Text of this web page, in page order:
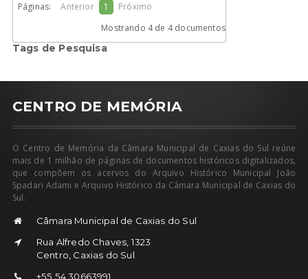
Páginas:
Anterior 1
Próximo
Mostrando 4 de 4 documentos
Tags de Pesquisa
CENTRO DE MEMÓRIA
O Centro de Memória da Câmara Municipal de Caxias do Sul reúne
mais de 1 milhão de páginas de documentos históricos digitalizados,
que compõem os acervos do Arquivo Histórico Municipal João
Spadari Adami e Arquivo Histórico da Câmara Municipal de Caxias do
Sul.
Câmara Municipal de Caxias do Sul
Rua Alfredo Chaves, 1323
Centro, Caxias do Sul
+55 54 30663991